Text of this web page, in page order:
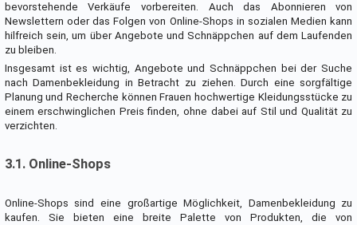
bevorstehende Verkäufe vorbereiten. Auch das Abonnieren von
Newslettern oder das Folgen von Online-Shops in sozialen Medien kann
hilfreich sein, um über Angebote und Schnäppchen auf dem Laufenden
zu bleiben.
Insgesamt ist es wichtig, Angebote und Schnäppchen bei der Suche
nach Damenbekleidung in Betracht zu ziehen. Durch eine sorgfältige
Planung und Recherche können Frauen hochwertige Kleidungsstücke zu
einem erschwinglichen Preis finden, ohne dabei auf Stil und Qualität zu
verzichten.
3.1. Online-Shops
Online-Shops sind eine großartige Möglichkeit, Damenbekleidung zu
kaufen. Sie bieten eine breite Palette von Produkten, die von